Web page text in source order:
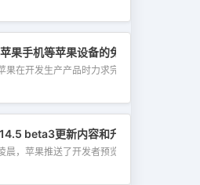
果手机等苹果设备的免费维修服务
果在开发生产产品时力求完美，但...
beta3更新内容和升级方法教程
晨，苹果推送了开发者预览版iOS 1...